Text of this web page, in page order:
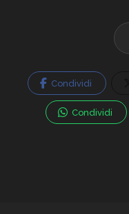
Condividi
Condividi